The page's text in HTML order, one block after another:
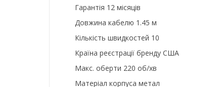
Гарантія 12 місяців
Довжина кабелю 1.45 м
Кількість швидкостей 10
Країна реєстрації бренду США
Макс. оберти 220 об/хв
Матеріал корпуса метал